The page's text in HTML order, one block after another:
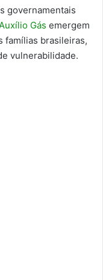
governamentais
Gás emergem
famílias brasileiras,
vulnerabilidade.